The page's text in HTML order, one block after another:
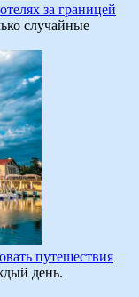
за границей
случайные
путешествия
день.